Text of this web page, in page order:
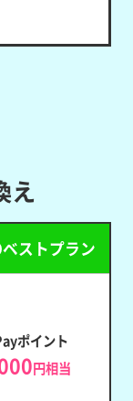
え
ストプラン
ポイント
円相当